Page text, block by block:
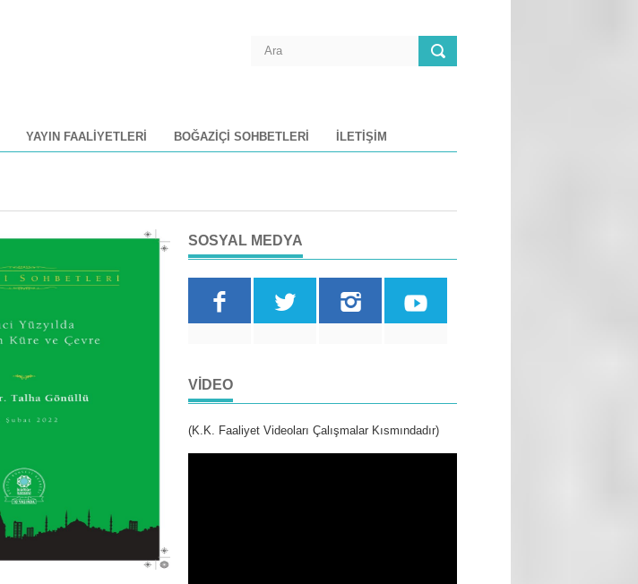
YAYIN FAALIYETLERI BOĞAZIÇI SOHBETLERI İLETIŞIM
SOSYAL MEDYA
VIDEO
(K.K. Faaliyet Videoları Çalışmalar Kısmındadır)